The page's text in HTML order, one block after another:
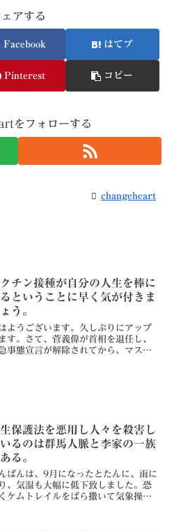
ェアする
Facebook はてブ
Pinterest コピー
をフォローする
changeheart
チン接種が自分の人生を棒に
ということに早く気が付きま
う。
ようございます。久しぶりにアップ
す。さて、菅義偉が首相を退任し、
事態宣言が解除されてから、マスク
保護法を悪用し人々を殺害し
るのは群馬人脈と李家の一族
る。
ばんは、9月になったとたんに、雨に
、気温も大幅に低下致しました。恐
ケムトレイルをばら撒いて気象操作